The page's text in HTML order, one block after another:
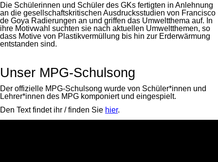
Die Schülerinnen und Schüler des GKs fertigten in Anlehnung
an die gesellschaftskritischen Ausdrucksstudien von Francisco
de Goya Radierungen an und griffen das Umweltthema auf. In
ihre Motivwahl suchten sie nach aktuellen Umweltthemen, so
dass Motive von Plastikvermüllung bis hin zur Erderwärmung
entstanden sind.
Unser MPG-Schulsong
Der offizielle MPG-Schulsong wurde von Schüler*innen und
Lehrer*innen des MPG komponiert und eingespielt.
Den Text findet ihr / finden Sie hier.